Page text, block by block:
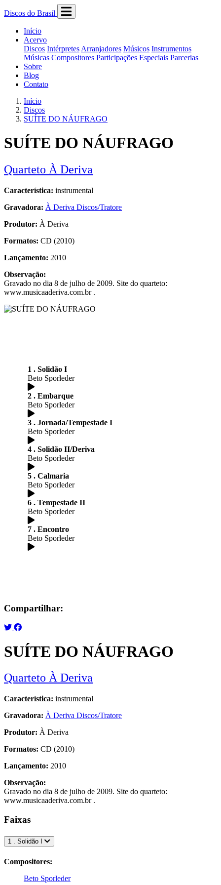
Discos do Brasil
Início
Acervo
Discos Intérpretes Arranjadores Músicos Instrumentos
Músicas Compositores Participações Especiais Parcerias
Sobre
Blog
Contato
Início
Discos
SUÍTE DO NÁUFRAGO
SUÍTE DO NÁUFRAGO
Quarteto À Deriva
Característica: instrumental
Gravadora: À Deriva Discos/Tratore
Produtor: À Deriva
Formatos: CD (2010)
Lançamento: 2010
Observação:
Gravado no dia 8 de julho de 2009. Site do quarteto:
www.musicaaderiva.com.br .
1 . Solidão I
Beto Sporleder
2 . Embarque
Beto Sporleder
3 . Jornada/Tempestade I
Beto Sporleder
4 . Solidão II/Deriva
Beto Sporleder
5 . Calmaria
Beto Sporleder
6 . Tempestade II
Beto Sporleder
7 . Encontro
Beto Sporleder
Compartilhar:
SUÍTE DO NÁUFRAGO
Quarteto À Deriva
Característica: instrumental
Gravadora: À Deriva Discos/Tratore
Produtor: À Deriva
Formatos: CD (2010)
Lançamento: 2010
Observação:
Gravado no dia 8 de julho de 2009. Site do quarteto:
www.musicaaderiva.com.br .
Faixas
1 . Solidão I
Compositores:
Beto Sporleder